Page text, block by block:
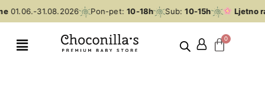
01.06.-31.08.2026 Pon-pet:10-18h Sub: 10-15h Ljetno